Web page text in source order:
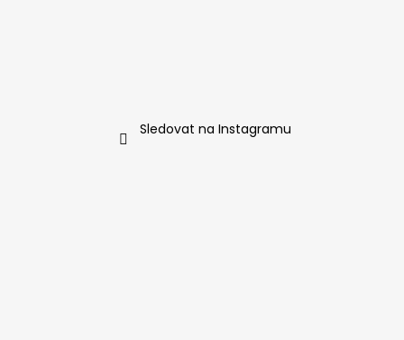
Sledovat na Instagramu